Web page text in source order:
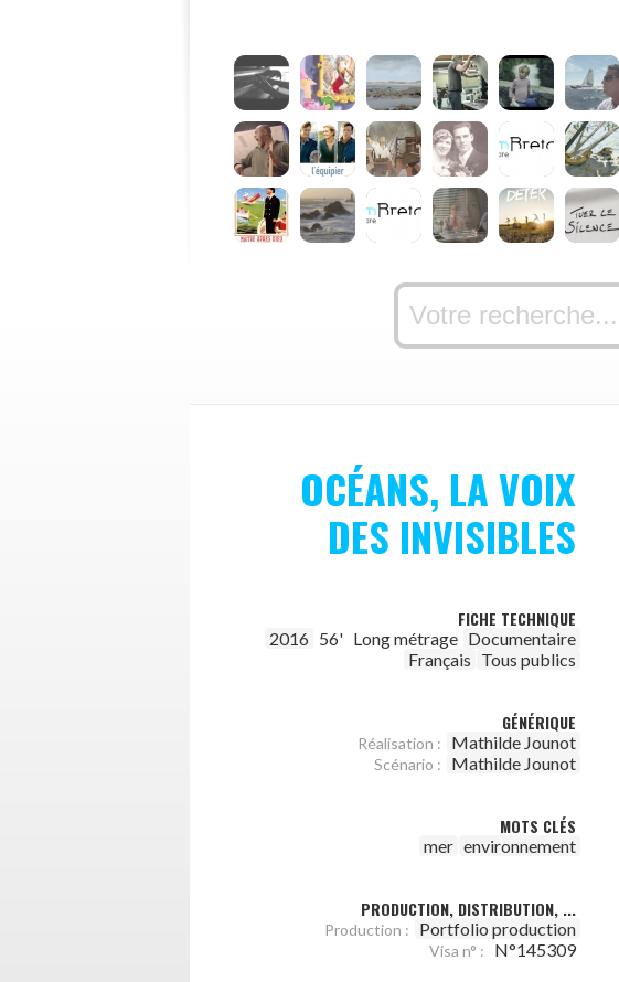
OCÉANS, LA VOIX
DES INVISIBLES
FICHE TECHNIQUE
2016 56' Long métrage Documentaire
Français Tous publics
GÉNÉRIQUE
Réalisation : Mathilde Jounot
Scénario : Mathilde Jounot
MOTS CLÉS
mer environnement
PRODUCTION, DISTRIBUTION, ...
Production : Portfolio production
Visa n° : N°145309